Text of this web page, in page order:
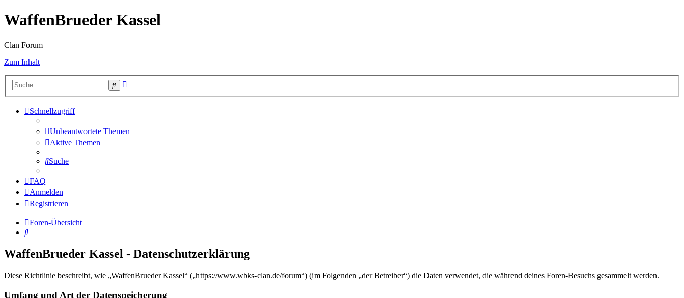
WaffenBrueder Kassel
Clan Forum
Zum Inhalt
Suche
Schnellzugriff
Unbeantwortete Themen
Aktive Themen
Suche
FAQ
Anmelden
Registrieren
Foren-Übersicht
Suche
WaffenBrueder Kassel - Datenschutzerklärung
Diese Richtlinie beschreibt, wie „WaffenBrueder Kassel“ („https://www.wbks-clan.de/forum“) (im Folgenden „der Betreiber“) die Daten verwendet, die während deines Foren-Besuchs gesammelt werden.
Umfang und Art der Datenspeicherung